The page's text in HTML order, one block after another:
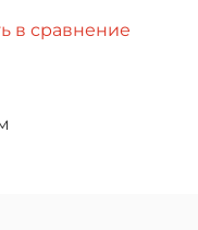
в сравнение